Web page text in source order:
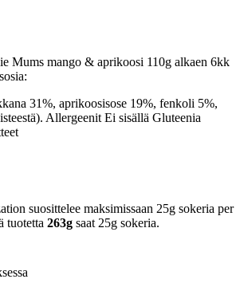
Mums mango & aprikoosi 110g alkaen 6kk
31%, aprikoosisose 19%, fenkoli 5%,
Allergeenit Ei sisällä Gluteenia
suosittelee maksimissaan 25g sokeria per
tuotetta 263g saat 25g sokeria.